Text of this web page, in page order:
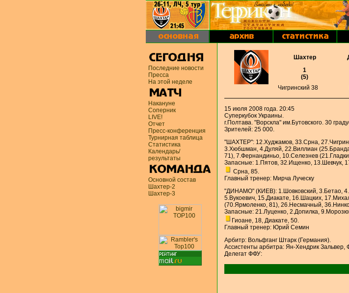
Последние новости
Пресса
На этой неделе
Накануне
Соперник
LIVE!
Отчет
Пресс-конференция
Турнирная таблица
Статистика
Календарь/
результаты
Основной состав
Шахтер-2
Шахтер-3
Шахтер
1
(5)
Чигринский 38
15 июля 2008 года. 20:45
Суперкубок Украины.
г.Полтава. "Ворскла" им.Бутовского. 30
Зрителей: 25 000.
"ШАХТЕР": 12.Худжамов, 33.Срна,
3.Хюбшман, 4.Дуляй, 22.Виллиан
71), 7.Фернандиньо, 10.Селезнев
Запасные: 1.Пятов, 32.Ищенко, 13.Шевчук,
Срна, 85.
Главный тренер: Мирча Луческу
"ДИНАМО" (КИЕВ): 1.Шовковский, 3.Бетао,
5.Вукоевич, 15.Диакате, 16.Шацких,
(70.Ярмоленко, 81), 26.Несмачный,
Запасные: 21.Луценко, 2.Допилка,
Гиоане, 18, Диакате, 50.
Главный тренер: Юрий Семин
Арбитр: Вольфганг Штарк (Германия).
Ассистенты арбитра: Ян-Хендрик Зальвер,
Делегат ФФУ: